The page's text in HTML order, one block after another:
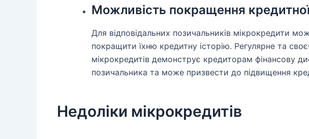
Можливість покращення кредитної
Для відповідальних позичальників мікрокредити
покращити їхню кредитну історію. Регулярне та
мікрокредитів демонструє кредиторам фінансову
позичальника та може призвести до підвищення
Недоліки мікрокредитів